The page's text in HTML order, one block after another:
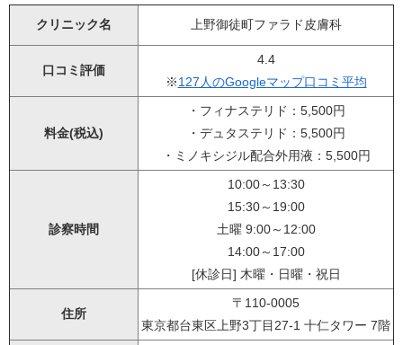
クリニック名 上野御徒町ファラド皮膚科
口コミ評価
4.4
※127人のGoogleマップ口コミ平均
料金(税込)
・フィナステリド：5,500円
・デュタステリド：5,500円
・ミノキシジル配合外用液：5,500円
診察時間
10:00～13:30
15:30～19:00
土曜 9:00～12:00
14:00～17:00
[休診日] 木曜・日曜・祝日
住所
〒110-0005
東京都台東区上野3丁目27-1 十仁タワー 7階